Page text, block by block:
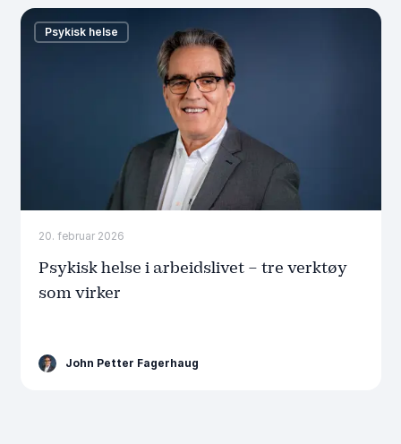
20. februar 2026
Psykisk helse i arbeidslivet – tre verktøy
som virker
Psykisk helse
John Petter Fagerhaug